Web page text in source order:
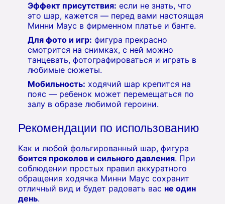
Эффект присутствия: если не знать, что
это шар, кажется — перед вами настоящая
Минни Маус в фирменном платье и банте.
Для фото и игр: фигура прекрасно
смотрится на снимках, с ней можно
танцевать, фотографироваться и играть в
любимые сюжеты.
Мобильность: ходячий шар крепится на
пояс — ребенок может перемещаться по
залу в образе любимой героини.
Рекомендации по использованию
Как и любой фольгированный шар, фигура
боится проколов и сильного давления. При
соблюдении простых правил аккуратного
обращения ходячка Минни Маус сохранит
отличный вид и будет радовать вас не один
день.